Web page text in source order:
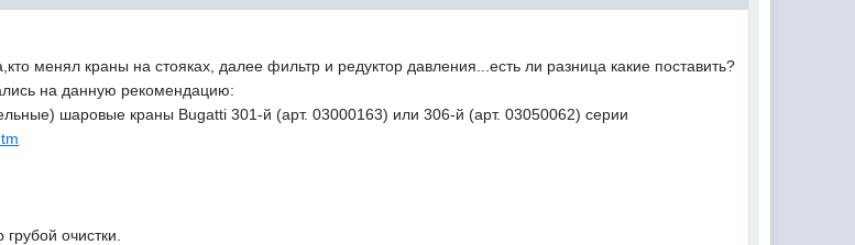
менял краны на стояках, далее фильтр и редуктор давления...есть ли разница какие поставить?
на данную рекомендацию:
шаровые краны Bugatti 301-й (арт. 03000163) или 306-й (арт. 03050062) серии
очистки.